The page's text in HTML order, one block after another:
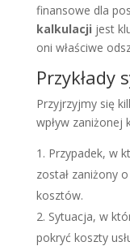
finansowe dla
kalkulacji jest
oni właściwe
Przykłady
Przyjrzyjmy się
wpływ zaniżonej
Przypadek, w
został zaniżony
kosztów.
Sytuacja, w
pokryć koszty